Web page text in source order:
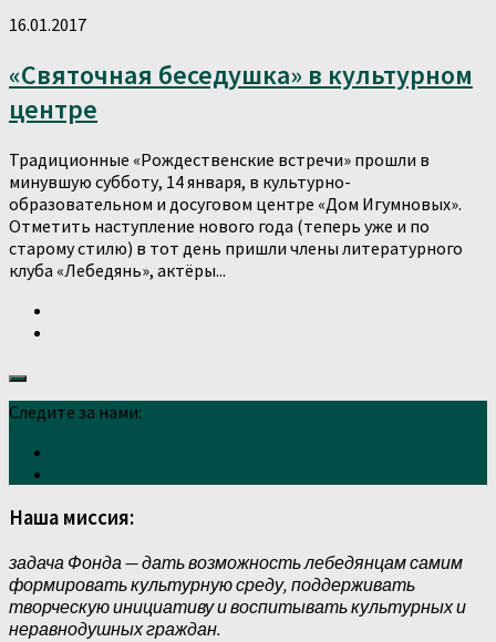
16.01.2017
«Святочная беседушка» в культурном
центре
Традиционные «Рождественские встречи» прошли в
минувшую субботу, 14 января, в культурно-
образовательном и досуговом центре «Дом Игумновых».
Отметить наступление нового года (теперь уже и по
старому стилю) в тот день пришли члены литературного
клуба «Лебедянь», актёры...
Следите за нами:
Наша миссия:
задача Фонда — дать возможность лебедянцам самим
формировать культурную среду, поддерживать
творческую инициативу и воспитывать культурных и
неравнодушных граждан.